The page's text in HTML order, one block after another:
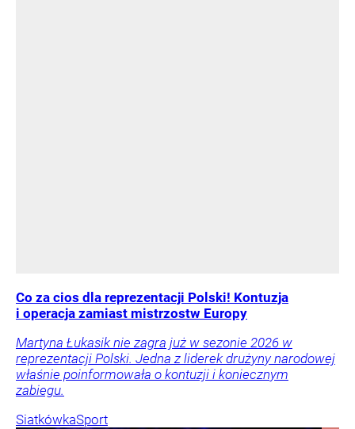
Co za cios dla reprezentacji Polski! Kontuzja
i operacja zamiast mistrzostw Europy
Martyna Łukasik nie zagra już w sezonie 2026 w
reprezentacji Polski. Jedna z liderek drużyny narodowej
właśnie poinformowała o kontuzji i koniecznym
zabiegu.
SiatkówkaSport